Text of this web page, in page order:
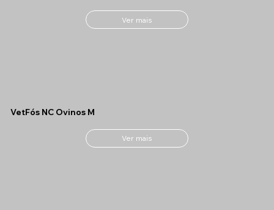
Ver mais
VetFós NC Ovinos M
Ver mais